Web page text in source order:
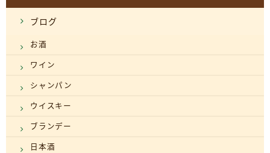
ブログ
お酒
ワイン
シャンパン
ウイスキー
ブランデー
日本酒